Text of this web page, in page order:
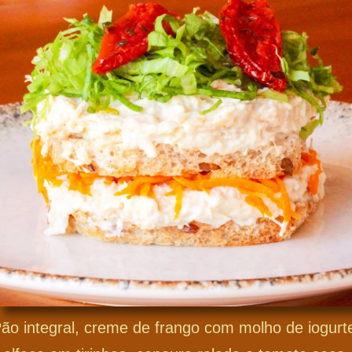
integral, creme de frango com molho de